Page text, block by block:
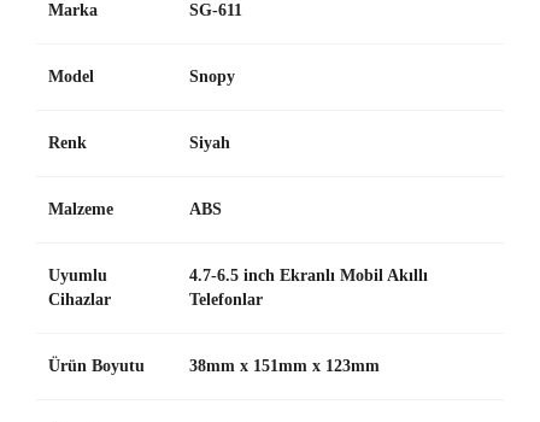
Marka SG-611
Model Snopy
Renk Siyah
Malzeme ABS
Uyumlu
Cihazlar
4.7-6.5 inch Ekranlı Mobil Akıllı
Telefonlar
Ürün Boyutu 38mm x 151mm x 123mm